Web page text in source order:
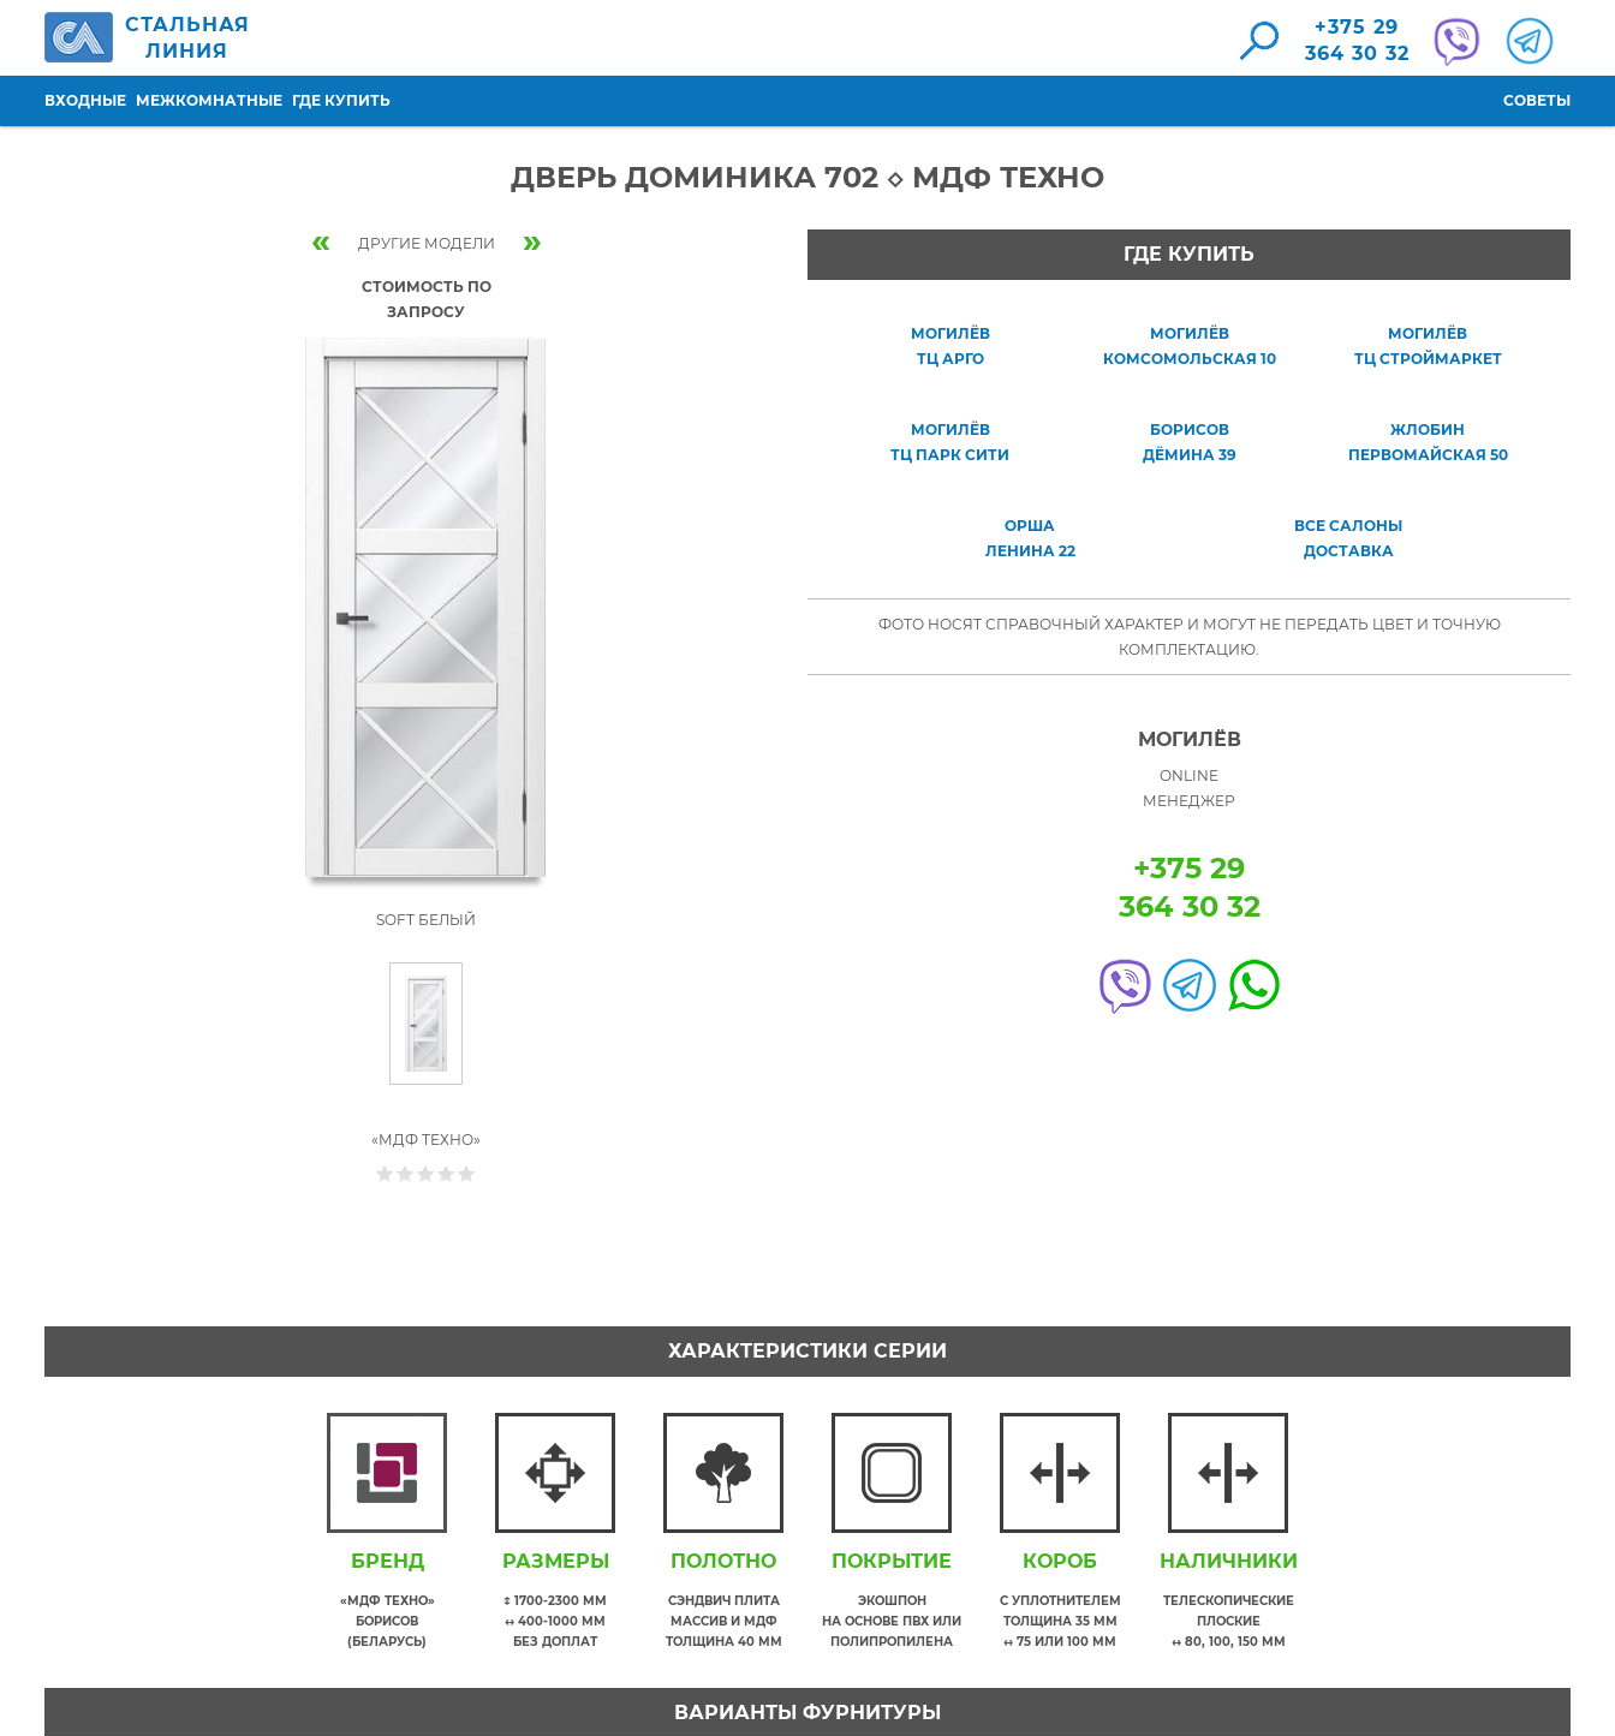
Перейти к основному содержанию
СТАЛЬНАЯ
ЛИНИЯ
+375 29
364 30 32
ВХОДНЫЕ МЕЖКОМНАТНЫЕ ГДЕ КУПИТЬ СОВЕТЫ
ДВЕРЬ ДОМИНИКА 702 ◇ МДФ ТЕХНО
« ДРУГИЕ МОДЕЛИ »
СТОИМОСТЬ ПО
ЗАПРОСУ
SOFT БЕЛЫЙ
«МДФ ТЕХНО»
ГДЕ КУПИТЬ
МОГИЛЁВ
ТЦ АРГО
МОГИЛЁВ
КОМСОМОЛЬСКАЯ 10
МОГИЛЁВ
ТЦ СТРОЙМАРКЕТ
МОГИЛЁВ
ТЦ ПАРК СИТИ
БОРИСОВ
ДЁМИНА 39
ЖЛОБИН
ПЕРВОМАЙСКАЯ 50
ОРША
ЛЕНИНА 22
ВСЕ САЛОНЫ
ДОСТАВКА
ФОТО НОСЯТ СПРАВОЧНЫЙ ХАРАКТЕР И МОГУТ НЕ ПЕРЕДАТЬ ЦВЕТ И ТОЧНУЮ
КОМПЛЕКТАЦИЮ.
МОГИЛЁВ
ONLINE
МЕНЕДЖЕР
+375 29
364 30 32
ХАРАКТЕРИСТИКИ СЕРИИ
БРЕНД
«МДФ ТЕХНО»
БОРИСОВ
(БЕЛАРУСЬ)
РАЗМЕРЫ
↕ 1700-2300 ММ
↔ 400-1000 ММ
БЕЗ ДОПЛАТ
ПОЛОТНО
СЭНДВИЧ ПЛИТА
МАССИВ И МДФ
ТОЛЩИНА 40 ММ
ПОКРЫТИЕ
ЭКОШПОН
НА ОСНОВЕ ПВХ ИЛИ
ПОЛИПРОПИЛЕНА
КОРОБ
С УПЛОТНИТЕЛЕМ
ТОЛЩИНА 35 ММ
↔ 75 ИЛИ 100 ММ
НАЛИЧНИКИ
ТЕЛЕСКОПИЧЕСКИЕ
ПЛОСКИЕ
↔ 80, 100, 150 ММ
ВАРИАНТЫ ФУРНИТУРЫ